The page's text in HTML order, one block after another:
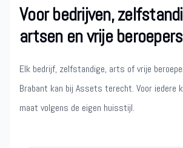
Voor bedrijven,
artsen en vrije beroepers
Elk bedrijf, zelfstandige, arts of vrije
Brabant kan bij Assets terecht. Voor iedere
maat volgens de eigen huisstijl.